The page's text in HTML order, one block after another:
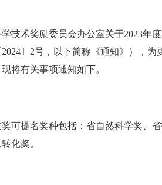
术奖励委员会办公室关于2023年度
〕2号，以下简称《通知》），为
将有关事项通知如下。
提名奖种包括：省自然科学奖、省
化奖。